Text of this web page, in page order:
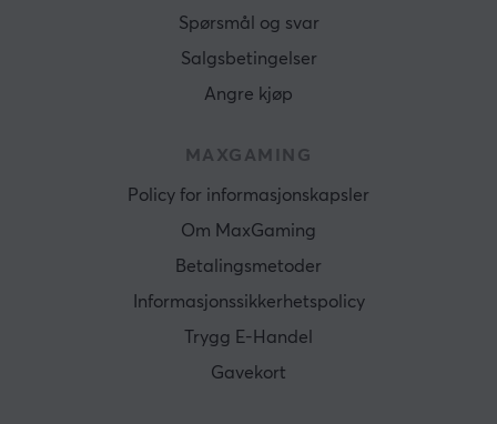
Spørsmål og svar
Salgsbetingelser
Angre kjøp
MAXGAMING
Policy for informasjonskapsler
Om MaxGaming
Betalingsmetoder
Informasjonssikkerhetspolicy
Trygg E-Handel
Gavekort